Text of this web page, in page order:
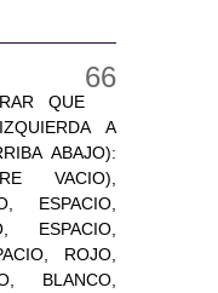
QUE
A
ABAJO):
VACIO),
ESPACIO,
ESPACIO,
ROJO,
BLANCO,